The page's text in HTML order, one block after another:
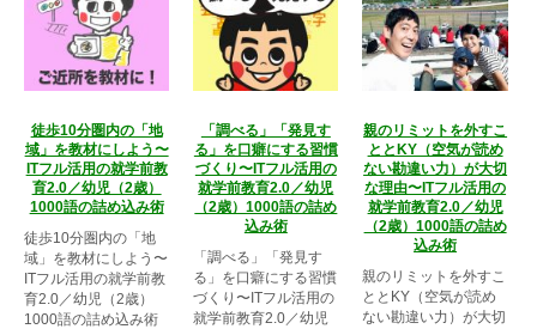
徒歩10分圏内の「地
域」を教材にしよう〜
ITフル活用の就学前教
育2.0／幼児（2歳）
1000語の詰め込み術
徒歩10分圏内の「地
域」を教材にしよう〜
ITフル活用の就学前教
育2.0／幼児（2歳）
1000語の詰め込み術
「調べる」「発見す
る」を口癖にする習慣
づくり〜ITフル活用の
就学前教育2.0／幼児
（2歳）1000語の詰め
込み術
「調べる」「発見す
る」を口癖にする習慣
づくり〜ITフル活用の
就学前教育2.0／幼児
親のリミットを外すこ
ととKY（空気が読め
ない勘違い力）が大切
な理由〜ITフル活用の
就学前教育2.0／幼児
（2歳）1000語の詰め
込み術
親のリミットを外すこ
ととKY（空気が読め
ない勘違い力）が大切